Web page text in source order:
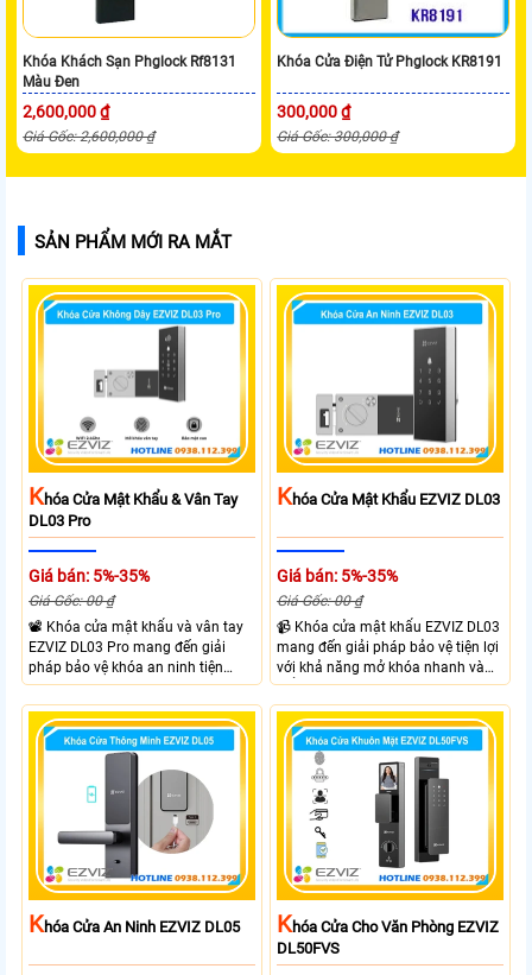
Khóa Khách Sạn Phglock Rf8131
Màu Đen
2,600,000 ₫
Giá Gốc: 2,600,000 ₫
Khóa Cửa Điện Tử Phglock KR8191
300,000 ₫
Giá Gốc: 300,000 ₫
SẢN PHẨM MỚI RA MẮT
KHóa Cửa Mật Khẩu & Vân Tay
DL03 Pro
Giá bán: 5%-35%
Giá Gốc: 00 ₫
📽 Khóa cửa mật khẩu và vân tay
EZVIZ DL03 Pro mang đến giải
pháp bảo vệ khóa an ninh tiện
dụng và linh hoạt với nhiều hình
thưc mở khóa cùng với thiết kế gọn
gàng và chắc chắn. EZVIZ DL03
Pro hỗ trợ mở khóa nhanh dễ sử
dụng phù hợp cho gia đình và văn
phòng giúp kiểm soát ra vào linh
KHóa Cửa Mật Khẩu EZVIZ DL03
Giá bán: 5%-35%
Giá Gốc: 00 ₫
📹 Khóa cửa mật khẩu EZVIZ DL03
mang đến giải pháp bảo vệ tiện lợi
với khả năng mở khóa nhanh và
kiểm soát linh hoạt. Khóa cửa cửa
EZVIZ kết nối trực tiếp với điện
thoại qua APP EZVIZ hỗ trợ theo
dõi và điều khiển khóa cửa từ xa
phù hợp cho nhà ở căn hộ hoặc
văn phòng hiện đại.
KHóa Cửa An Ninh EZVIZ DL05 KHóa Cửa Cho Văn Phòng EZVIZ
DL50FVS